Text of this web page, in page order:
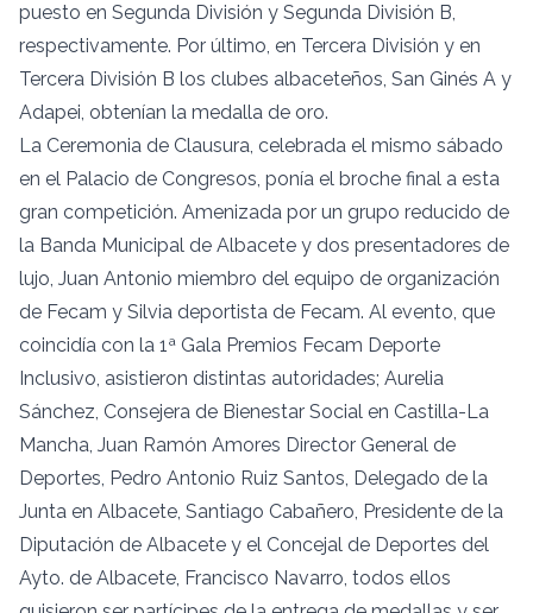
puesto en Segunda División y Segunda División B,
respectivamente. Por último, en Tercera División y en
Tercera División B los clubes albaceteños, San Ginés A y
Adapei, obtenían la medalla de oro.
La Ceremonia de Clausura, celebrada el mismo sábado
en el Palacio de Congresos, ponía el broche final a esta
gran competición. Amenizada por un grupo reducido de
la Banda Municipal de Albacete y dos presentadores de
lujo, Juan Antonio miembro del equipo de organización
de Fecam y Silvia deportista de Fecam. Al evento, que
coincidía con la 1ª Gala Premios Fecam Deporte
Inclusivo, asistieron distintas autoridades; Aurelia
Sánchez, Consejera de Bienestar Social en Castilla-La
Mancha, Juan Ramón Amores Director General de
Deportes, Pedro Antonio Ruiz Santos, Delegado de la
Junta en Albacete, Santiago Cabañero, Presidente de la
Diputación de Albacete y el Concejal de Deportes del
Ayto. de Albacete, Francisco Navarro, todos ellos